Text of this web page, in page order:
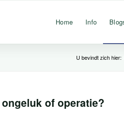
Home Info
U bevindt zich hier:
of operatie?